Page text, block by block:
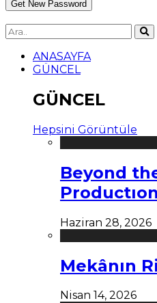
ANASAYFA
GÜNCEL
GÜNCEL
Hepsini Görüntüle
Beyond
Haziran 28, 2026
Mekânın
Nisan 14, 2026